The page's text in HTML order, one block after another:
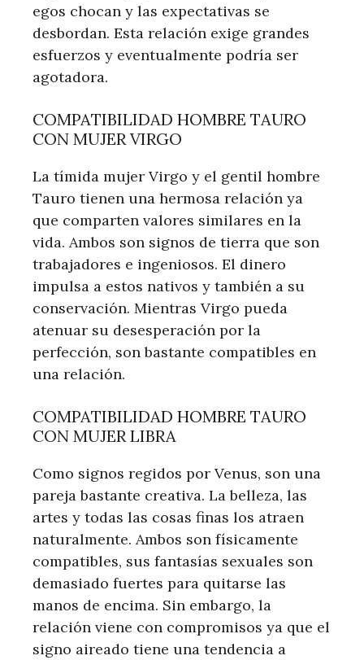
egos chocan y las expectativas se
desbordan. Esta relación exige grandes
esfuerzos y eventualmente podría ser
agotadora.
COMPATIBILIDAD HOMBRE TAURO
CON MUJER VIRGO
La tímida mujer Virgo y el gentil hombre
Tauro tienen una hermosa relación ya
que comparten valores similares en la
vida. Ambos son signos de tierra que son
trabajadores e ingeniosos. El dinero
impulsa a estos nativos y también a su
conservación. Mientras Virgo pueda
atenuar su desesperación por la
perfección, son bastante compatibles en
una relación.
COMPATIBILIDAD HOMBRE TAURO
CON MUJER LIBRA
Como signos regidos por Venus, son una
pareja bastante creativa. La belleza, las
artes y todas las cosas finas los atraen
naturalmente. Ambos son físicamente
compatibles, sus fantasías sexuales son
demasiado fuertes para quitarse las
manos de encima. Sin embargo, la
relación viene con compromisos ya que el
signo aireado tiene una tendencia a